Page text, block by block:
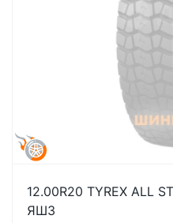
12.00R20 TYREX ALL
ЯШЗ